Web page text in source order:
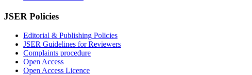
JSER Policies
Editorial & Publishing Policies
JSER Guidelines for Reviewers
Complaints procedure
Open Access
Open Access Licence